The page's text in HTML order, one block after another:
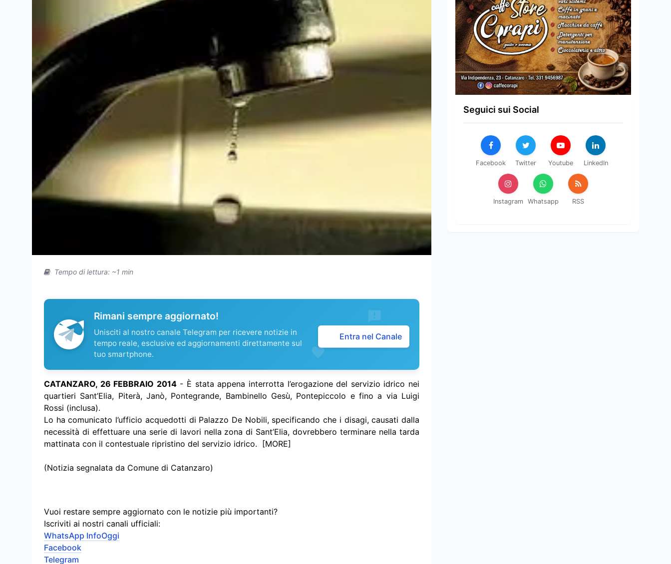
Tempo di lettura: ~1 min
Rimani sempre aggiornato!
Unisciti al nostro canale Telegram per ricevere notizie in
tempo reale, esclusive ed aggiornamenti direttamente sul
tuo smartphone.
Entra nel Canale
CATANZARO, 26 FEBBRAIO 2014- È stata appena interrotta l’erogazione del servizio idrico nei
quartieri Sant’Elia, Piterà, Janò, Pontegrande, Bambinello Gesù, Pontepiccolo e fino a via Luigi
Rossi (inclusa).
Lo ha comunicato l’ufficio acquedotti di Palazzo De Nobili, specificando che i disagi, causati dalla
necessità di effettuare una serie di lavori nella zona di Sant’Elia, dovrebbero terminare nella tarda
mattinata con il contestuale ripristino del servizio idrico. [MORE]
(Notizia segnalata da Comune di Catanzaro)
Vuoi restare sempre aggiornato con le notizie più importanti?
Iscriviti ai nostri canali ufficiali:
WhatsApp InfoOggi
Facebook
Telegram
Seguici sui Social
Facebook Twitter Youtube LinkedIn
Instagram Whatsapp RSS